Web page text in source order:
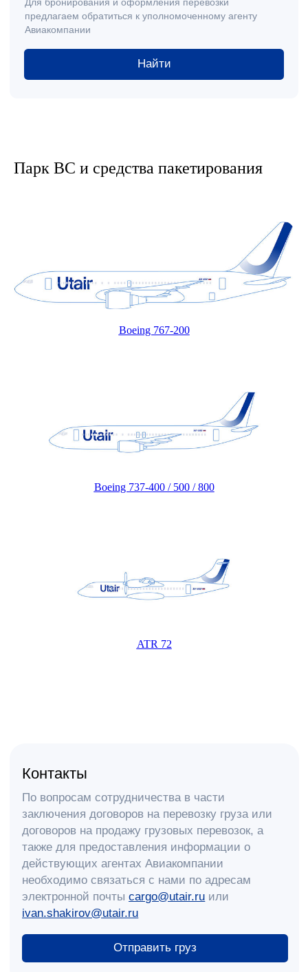
Парк ВС и средства пакетирования
Boeing 767-200
Boeing 737-400 / 500 / 800
ATR 72
действующих агентах Авиакомпании
необходимо связаться с нами по адресам
ivan.shakirov@utair.ru